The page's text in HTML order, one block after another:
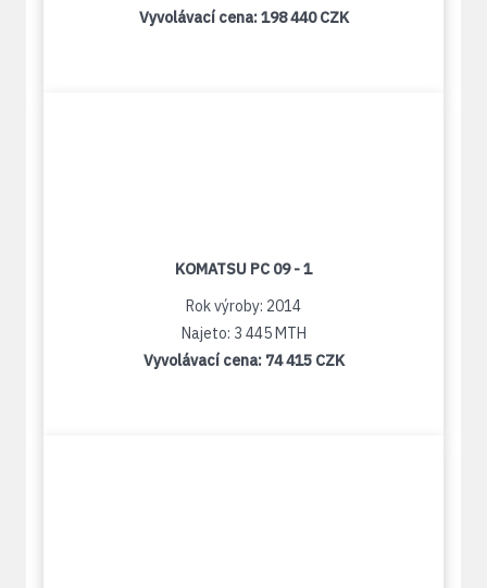
Vyvolávací cena:198 440 CZK
KOMATSU PC 09 - 1
Rok výroby: 2014
Najeto: 3 445 MTH
Vyvolávací cena: 74 415 CZK